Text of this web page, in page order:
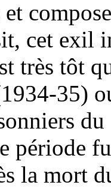
cet exil
très tôt
35)
du
période
la mort